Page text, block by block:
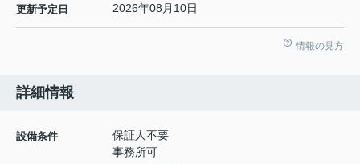
更新予定日 2026年08月10日
情報の見方
詳細情報
設備条件
保証人不要
事務所可